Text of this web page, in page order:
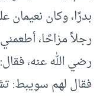
بدرًا، وكان نعيمان
رجلاً مزاحًا،
رضي الله عنه،
فقال لهم سويبط: